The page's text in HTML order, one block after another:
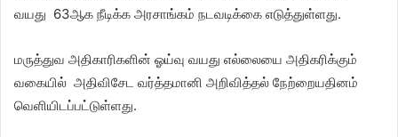
வயது 63ஆக நீடிக்க அரசாங்கம் நடவடிக்கை எடுத்துள்ளது.
மருத்துவ அதிகாரிகளின் ஓய்வு வயது எல்லையை அதிகரிக்கும்
வகையில் அதிவிசேட வர்த்தமானி அறிவித்தல் நேற்றையதினம்
வெளியிடப்பட்டுள்ளது.